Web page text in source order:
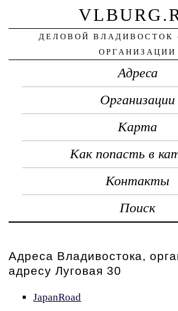
ДЕЛОВОЙ ВЛАДИВОСТОК
ОРГАНИЗАЦИИ
Адреса
Организации
Карта
Как попасть в
Контакты
Поиск
Адреса Владивостока,
адресу Луговая 30
JapanRoad